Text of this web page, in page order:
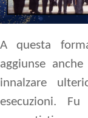
A questa
aggiunse
innalzare
esecuzioni.